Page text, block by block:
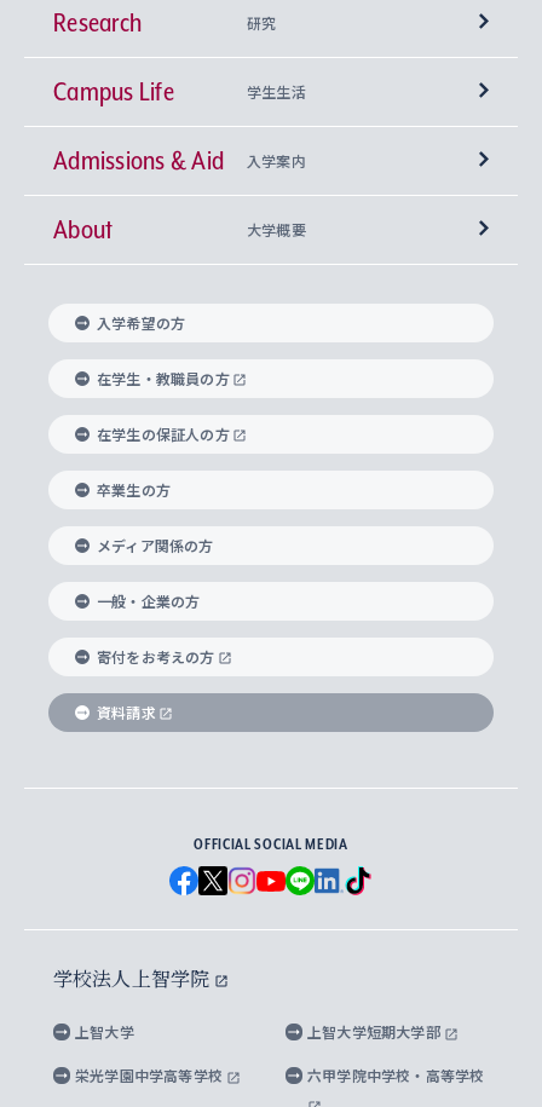
学部
神学部
文学部
総合人間科学部
経済学部
外国語学部
総合グローバル学部
国際教養学部
理工学部
Futures） – 持続可能な未来を考える６学科連携
興味から学科を探す
上智大学の全学共通教育
基盤教育センター
キリスト教人間学
身体知
思考と表現
データサイエンス
上智大学の語学教育
言語教育研究センター
上智大学のグローバル教育
グローバル教育センター
上智大学で学ぶ
海外で学ぶ
学びのサポート
大学院
神学研究科
実践宗教学研究科
総合人間科学研究科
経済学研究科
グローバル・スタディーズ研究科
助産学専攻科
生涯学習
Research 研究
研究所 等
キリスト教文化研究所
中世思想研究所
国際言語情報研究所
グローバル・コンサーン研究所
比較文化研究所
ヨーロッパ研究所
アジア文化研究所
アメリカ・カナダ研究所
メディア・ジャーナリズム研究所
水稀少社会研究センター
先進機械・構造材料イノベーションセンター
Sophia Open Research Weeks (SORW)
産官学連携
知的財産
研究支援制度
重点領域研究・自由課題研究
研究活動に関する法令・研究費の使用について
Campus Life 学生生活
学期区分と授業時間割
課外活動
課外教育プログラム
ボランティア活動
グローバルな学びのコミュニティ
学生の相談窓口
心身の健康相談
ハラスメント防止の取り組み
障がいのある学生への支援
キャリア形成サポート
キャリア形成支援プログラム
就職（内定先）・進路統計
企業の採用ご担当者様へのご案内
住まいのサポート
Admissions & Aid 入学案内
上智大学で取得できる学位
入れの方針）
科目等履修生
研究生・外国人特別研究生・国費留学生
交換留学生(海外大学から上智大学で学ぶ)
ノンディグリー生
Sophia Short-term Program受講生
学費・奨学金
学部入学前に出願する奨学金
国による高等教育の修学支援新制度
大学院生対象の奨学金
海外留学する際の費用と奨学金
About 大学概要
理事長・学長メッセージ
学長・副学長紹介
上智大学の精神
上智大学の理念
上智大学の沿革
ソフィア・アーカイブズ
上智大学とカトリック
グローバルエンゲージメント
上智大学を訪れた世界の知性
国連Weeks・アフリカWeeks
ダイバーシティ＆サステナビリティへの取り組み
上智大学公式ソーシャルメディア
学校法人上智学院について
数字で見る上智大学
上智大学のネットワーク
父母・保証人とのネットワーク
学外とのネットワーク
上智大学の出版物
上智大学大学案内・大学院案内
英文広報誌 SOPHIA magazine
上智大学のビジュアル・アイデンティティ
上智大学ビジュアル・アイデンティティ
上智大学校歌 ・上智大学学生歌
上智大学への取材・キャンパスでの撮影について
上智大学の公開情報
上智大学の教育研究活動等の情報公表
キャンパス案内
入学希望の方
在学生・教職員の方
在学生の保証人の方
卒業生の方
メディア関係の方
一般・企業の方
寄付をお考えの方
資料請求
OFFICIAL SOCIAL MEDIA
学校法人上智学院
上智大学 上智大学短期大学部
栄光学園中学高等学校 六甲学院中学校・高等学校